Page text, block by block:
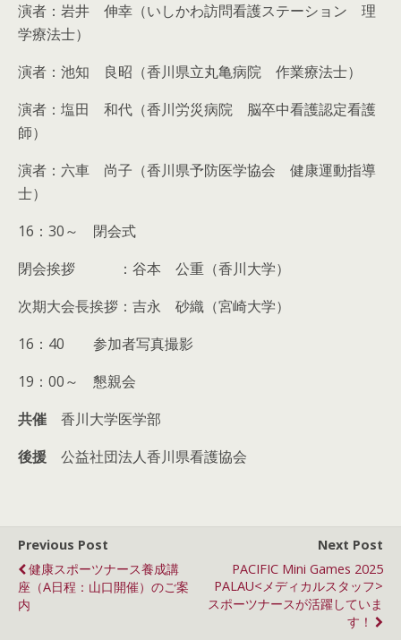
演者：岩井 伸幸（いしかわ訪問看護ステーション 理
学療法士）
演者：池知 良昭（香川県立丸亀病院 作業療法士）
演者：塩田 和代（香川労災病院 脳卒中看護認定看護
師）
演者：六車 尚子（香川県予防医学協会 健康運動指導
士）
16：30～ 閉会式
閉会挨拶 ：谷本 公重（香川大学）
次期大会長挨拶：吉永 砂織（宮崎大学）
16：40 参加者写真撮影
19：00～ 懇親会
共催
香川大学医学部
後援
公益社団法人香川県看護協会
Previous Post
健康スポーツナース養成講
座（A日程：山口開催）のご案
内
Next Post
PACIFIC Mini Games 2025
PALAU<メディカルスタッフ>
スポーツナースが活躍していま
す！